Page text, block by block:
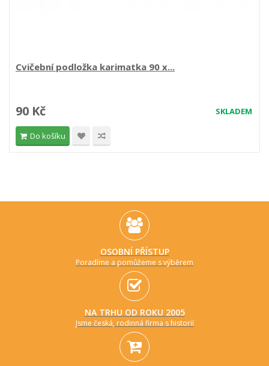
Cvičební podložka karimatka 90 x...
SKLADEM
90 Kč
Do košíku
OSOBNÍ PŘÍSTUP
Poradíme a pomůžeme s výběrem
NA TRHU OD ROKU 2005
Jsme česká, rodinná firma s historií